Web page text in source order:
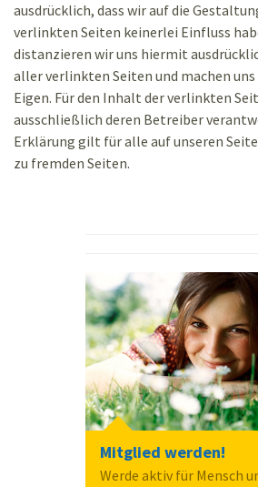
ausdrücklich, dass wir auf die
verlinkten Seiten keinerlei Einfluss
distanzieren wir uns hiermit
aller verlinkten Seiten und machen
Eigen. Für den Inhalt der verlinkten
ausschließlich deren Betreiber
Erklärung gilt für alle auf unseren
zu fremden Seiten.
Mitglied werden!
Werde aktiv für Mensch